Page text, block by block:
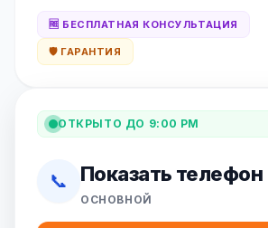
🆓 БЕСПЛАТНАЯ КОНСУЛЬТАЦИЯ
🛡️ ГАРАНТИЯ
ОТКРЫТО ДО 9:00 PM
📞 Показать телефон
ОСНОВНОЙ